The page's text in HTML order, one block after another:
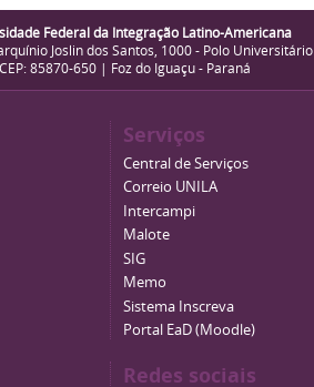
Federal da Integração Latino-Americana
Joslin dos Santos, 1000 - Polo Universitário
CEP: 85870-650 | Foz do Iguaçu - Paraná
Serviços
Central de Serviços
Correio UNILA
Intercampi
Malote
SIG
Memo
Sistema Inscreva
Portal EaD (Moodle)
Redes sociais